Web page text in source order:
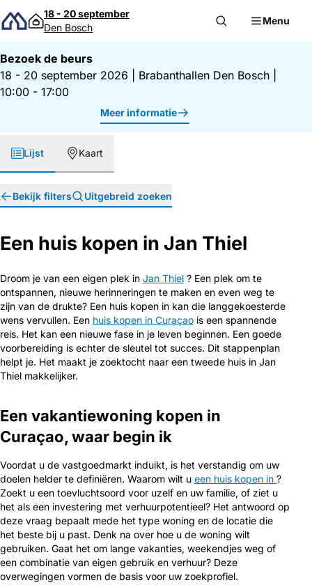
Direct naar inhoud
18 - 20 september
Den Bosch
Menu
Bezoek de beurs
18 - 20 september 2026
Brabanthallen Den Bosch
10:00 - 17:00
Meer informatie
Lijst Kaart
Bekijk filters Uitgebreid zoeken
Een huis kopen in Jan Thiel
Droom je van een eigen plek in Jan Thiel ? Een plek om te
ontspannen, nieuwe herinneringen te maken en even weg te
zijn van de drukte? Een huis kopen in kan die langgekoesterde
wens vervullen. Een huis kopen in Curaçao is een spannende
reis. Het kan een nieuwe fase in je leven beginnen. Een goede
voorbereiding is echter de sleutel tot succes. Dit stappenplan
helpt je. Het maakt je zoektocht naar een tweede huis in Jan
Thiel makkelijker.
Een vakantiewoning kopen in
Curaçao, waar begin ik
Voordat u de vastgoedmarkt induikt, is het verstandig om uw
doelen helder te definiëren. Waarom wilt u een huis kopen in ?
Zoekt u een toevluchtsoord voor uzelf en uw familie, of ziet u
het als een investering met verhuurpotentieel? Het antwoord op
deze vraag bepaalt mede het type woning en de locatie die
het beste bij u past. Denk na over hoe u de woning wilt
gebruiken. Gaat het om lange vakanties, weekendjes weg of
een combinatie van eigen gebruik en verhuur? Deze
overwegingen vormen de basis voor uw zoekprofiel.